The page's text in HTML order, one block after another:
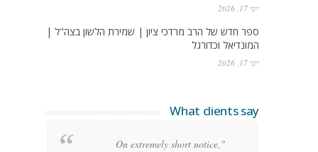
יוני 17, 2026
ספר חדש של הרב מרדכי ציון | שמירת הלשון בצה"ל |
המונדיאל וכדורגל
יוני 17, 2026
What clients say
"On extremely short notice,